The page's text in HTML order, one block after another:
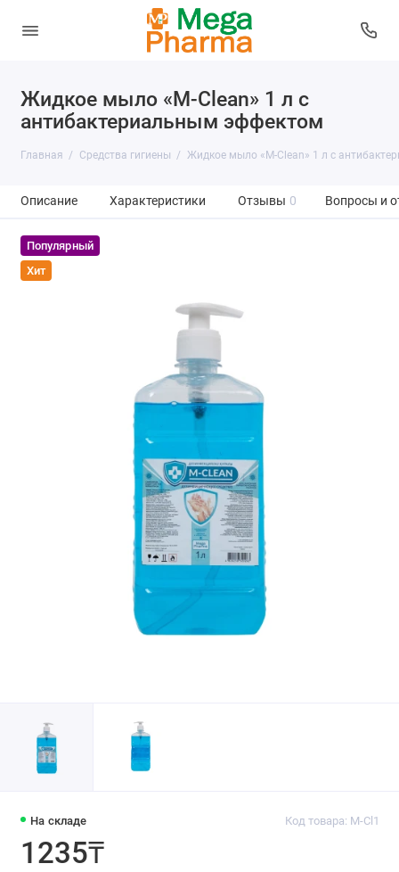
Жидкое мыло «M-Clean» 1 л с
антибактериальным эффектом
Главная Средства гигиены Жидкое мыло «M-Clean» 1 л с
Описание Характеристики Отзывы 0 Вопросы и
Популярный
Хит
На складе Код товара: M-Cl1
1235₸